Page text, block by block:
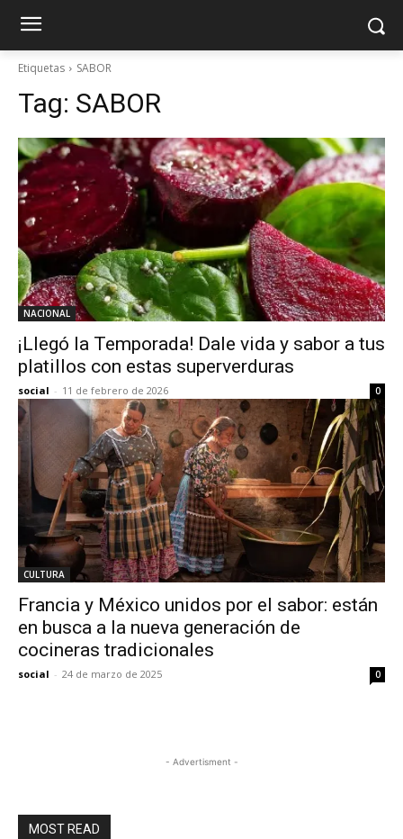
Etiquetas SABOR
Tag: SABOR
NACIONAL
¡Llegó la Temporada! Dale vida y sabor a tus
platillos con estas superverduras
social - 11 de febrero de 2026 0
CULTURA
Francia y México unidos por el sabor: están
en busca a la nueva generación de
cocineras tradicionales
social - 24 de marzo de 2025 0
- Advertisment -
MOST READ